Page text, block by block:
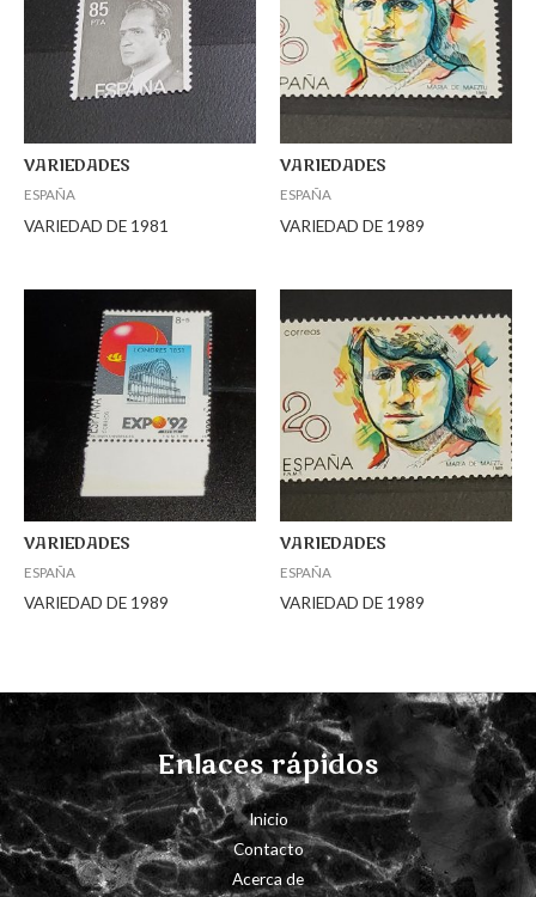
VARIEDADES
ESPAÑA
VARIEDAD DE 1981
VARIEDADES
ESPAÑA
VARIEDAD DE 1989
VARIEDADES
ESPAÑA
VARIEDAD DE 1989
VARIEDADES
ESPAÑA
VARIEDAD DE 1989
Enlaces rápidos
Inicio
Contacto
Acerca de